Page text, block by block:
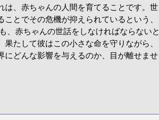
、赤ちゃんの人間を育てることです。世
とでその危機が抑えられているという、
、赤ちゃんの世話をしなければならないと
たして彼はこの小さな命を守りながら、
どんな影響を与えるのか、目が離せませ